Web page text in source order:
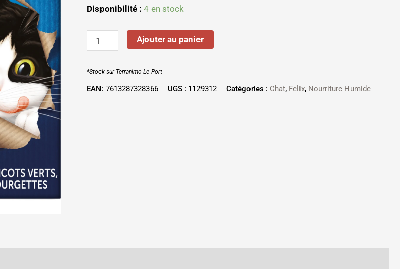
Disponibilité : 4 en stock
Légumes
gr
Ajouter au panier
*Stock sur Terranimo Le Port
EAN: 7613287328366 UGS : 1129312 Catégories : Chat, Felix, Nourriture Humide